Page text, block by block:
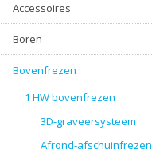
Accessoires
Boren
Bovenfrezen
1 HW bovenfrezen
3D-graveersysteem
Afrond-afschuinfrezen